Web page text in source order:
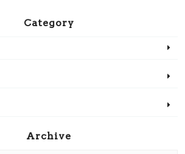
Category
Archive